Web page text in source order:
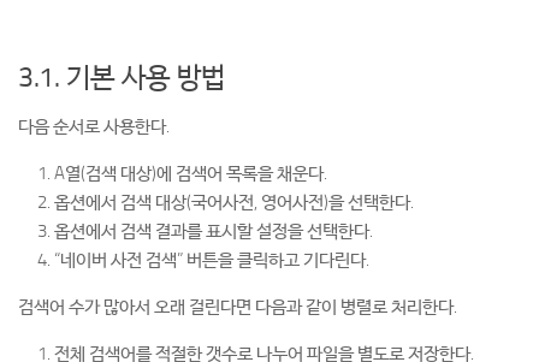
3.1. 기본 사용 방법
다음 순서로 사용한다.
A열(검색 대상)에 검색어 목록을 채운다.
옵션에서 검색 대상(국어사전, 영어사전)을 선택한다.
옵션에서 검색 결과를 표시할 설정을 선택한다.
“네이버 사전 검색” 버튼을 클릭하고 기다린다.
검색어 수가 많아서 오래 걸린다면 다음과 같이 병렬로 처리한다.
전체 검색어를 적절한 갯수로 나누어 파일을 별도로 저장한다.